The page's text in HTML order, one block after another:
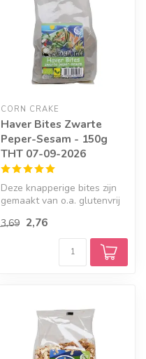
CORN CRAKE
Haver Bites Zwarte
Peper-Sesam - 150g
THT 07-09-2026
Deze knapperige bites zijn
gemaakt van o.a. glutenvrij
3,69 2,76